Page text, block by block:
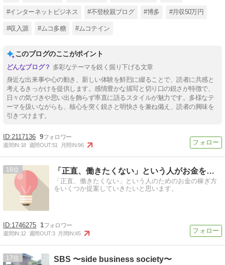
#インターネットビジネス #不登校親ブログ #博多 #月収50万円
#収入源 #ムコ多糖 #ムコテイン
このブログのここがポイント
多彩なテーマを鋭く掘り下げる文章
身近な出来事や心の動き、新しい体験を鮮烈に綴ることで、読者に共感と
考えるきっかけを提供します。感情豊かな描写と切り口の鋭さが特徴で、
日々の気づきや思い出を飾らず率直に語るスタイルが魅力です。多様なテ
ーマを扱いながらも、核心を突く鋭さと明快さを兼ね備え、読者の興味を
引きつけます。
2117136 9
週間IN:18 週間OUT:51 月間IN:96
16 「正直、働きたくない」という人がお金を稼ぐ方法
「正直、働きたくない」という人のためのお金の稼ぎ方
をいくつか提案していきたいと思います。
1746275 1
週間IN:12 週間OUT:3 月間IN:45
17 SBS 〜side business society〜